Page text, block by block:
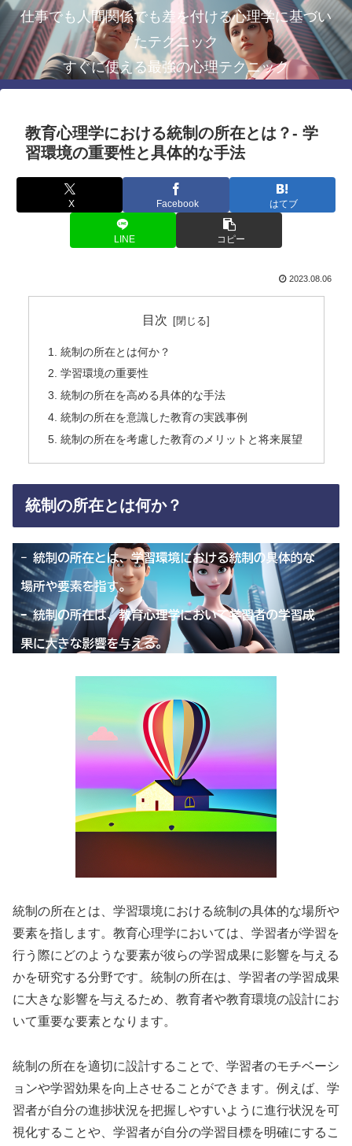
仕事でも人間関係でも差を付ける心理学に基づい
たテクニック
すぐに使える最強の心理テクニック
教育心理学における統制の所在とは？- 学
習環境の重要性と具体的な手法
X Facebook はてブ
LINE コピー
2023.08.06
目次
統制の所在とは何か？
学習環境の重要性
統制の所在を高める具体的な手法
統制の所在を意識した教育の実践事例
統制の所在を考慮した教育のメリットと将来展望
統制の所在とは何か？
統制の所在とは、学習環境における統制の具体的な場所や
要素を指します。教育心理学においては、学習者が学習を
行う際にどのような要素が彼らの学習成果に影響を与える
かを研究する分野です。統制の所在は、学習者の学習成果
に大きな影響を与えるため、教育者や教育環境の設計にお
いて重要な要素となります。
統制の所在を適切に設計することで、学習者のモチベーシ
ョンや学習効果を向上させることができます。例えば、学
習者が自分の進捗状況を把握しやすいように進行状況を可
視化することや、学習者が自分の学習目標を明確にするこ